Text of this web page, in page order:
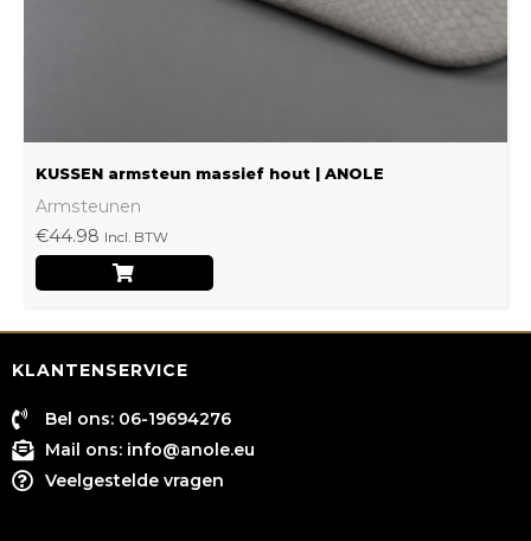
KUSSEN armsteun massief hout | ANOLE
Armsteunen
€44.98 Incl. BTW
KLANTENSERVICE
Bel ons: 06-19694276
Mail ons: info@anole.eu
Veelgestelde vragen